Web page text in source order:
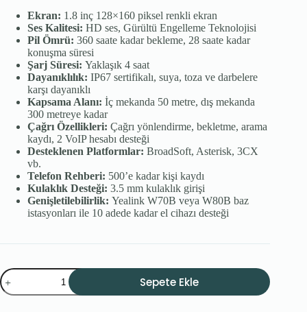
Ekran: 1.8 inç 128×160 piksel renkli ekran
Ses Kalitesi: HD ses, Gürültü Engelleme Teknolojisi
Pil Ömrü: 360 saate kadar bekleme, 28 saate kadar
konuşma süresi
Şarj Süresi: Yaklaşık 4 saat
Dayanıklılık: IP67 sertifikalı, suya, toza ve darbelere
karşı dayanıklı
Kapsama Alanı: İç mekanda 50 metre, dış mekanda
300 metreye kadar
Çağrı Özellikleri: Çağrı yönlendirme, bekletme, arama
kaydı, 2 VoIP hesabı desteği
Desteklenen Platformlar: BroadSoft, Asterisk, 3CX
vb.
Telefon Rehberi: 500’e kadar kişi kaydı
Kulaklık Desteği: 3.5 mm kulaklık girişi
Genişletilebilirlik: Yealink W70B veya W80B baz
istasyonları ile 10 adede kadar el cihazı desteği
Yealink
W79P(W70B
Baz
Sepete Ekle